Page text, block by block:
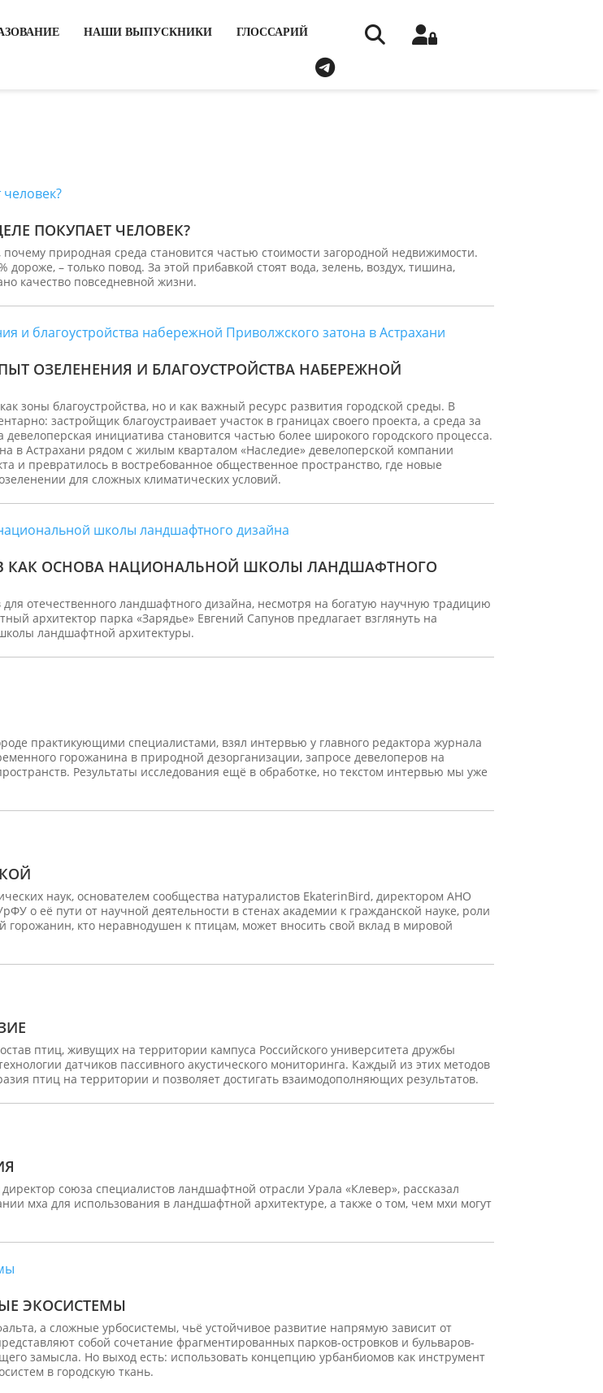
НАШИ ВЫПУСКНИКИ ГЛОССАРИЙ
ПОКУПАЕТ ЧЕЛОВЕК?
почему природная среда становится частью стоимости загородной недвижимости.
– только повод. За этой прибавкой стоят вода, зелень, воздух, тишина,
качество повседневной жизни.
ОЗЕЛЕНЕНИЯ И БЛАГОУСТРОЙСТВА НАБЕРЕЖНОЙ
зоны благоустройства, но и как важный ресурс развития городской среды. В
застройщик благоустраивает участок в границах своего проекта, а среда за
инициатива становится частью более широкого городского процесса.
в Астрахани рядом с жилым кварталом «Наследие» девелоперской компании
и превратилось в востребованное общественное пространство, где новые
для сложных климатических условий.
КАК ОСНОВА НАЦИОНАЛЬНОЙ ШКОЛЫ ЛАНДШАФТНОГО
отечественного ландшафтного дизайна, несмотря на богатую научную традицию
архитектор парка «Зарядье» Евгений Сапунов предлагает взглянуть на
ландшафтной архитектуры.
практикующими специалистами, взял интервью у главного редактора журнала
горожанина в природной дезорганизации, запросе девелоперов на
Результаты исследования ещё в обработке, но текстом интервью мы уже
наук, основателем сообщества натуралистов EkaterinBird, директором АНО
о её пути от научной деятельности в стенах академии к гражданской науке, роли
кто неравнодушен к птицам, может вносить свой вклад в мировой
птиц, живущих на территории кампуса Российского университета дружбы
датчиков пассивного акустического мониторинга. Каждый из этих методов
птиц на территории и позволяет достигать взаимодополняющих результатов.
союза специалистов ландшафтной отрасли Урала «Клевер», рассказал
мха для использования в ландшафтной архитектуре, а также о том, чем мхи могут
ЭКОСИСТЕМЫ
а сложные урбосистемы, чьё устойчивое развитие напрямую зависит от
собой сочетание фрагментированных парков-островков и бульваров-
замысла. Но выход есть: использовать концепцию урбанбиомов как инструмент
в городскую ткань.